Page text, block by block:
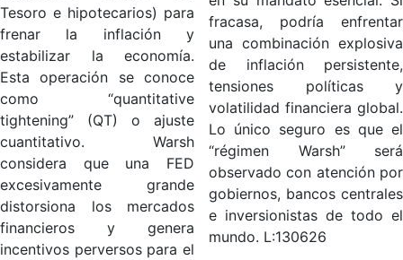
Tesoro e hipotecarios) para
frenar la inflación y
estabilizar la economía.
Esta operación se conoce
como “quantitative
tightening” (QT) o ajuste
cuantitativo. Warsh
considera que una FED
excesivamente grande
distorsiona los mercados
financieros y genera
incentivos perversos para el
fracasa, podría enfrentar
una combinación explosiva
de inflación persistente,
tensiones políticas y
volatilidad financiera global.
Lo único seguro es que el
“régimen Warsh” será
observado con atención por
gobiernos, bancos centrales
e inversionistas de todo el
mundo. L:130626